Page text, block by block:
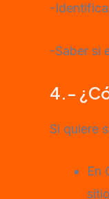
-
-Saber si
4.-
Si quiere
En